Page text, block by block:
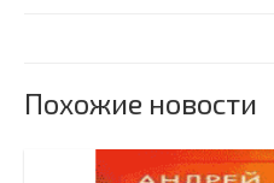
Похожие новости